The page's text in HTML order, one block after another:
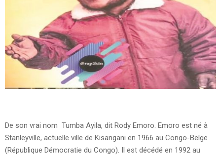
De son vrai nom Tumba Ayila, dit Rody Emoro. Emoro est né à
Stanleyville, actuelle ville de Kisangani en 1966 au Congo-Belge
(République Démocratie du Congo). Il est décédé en 1992 au